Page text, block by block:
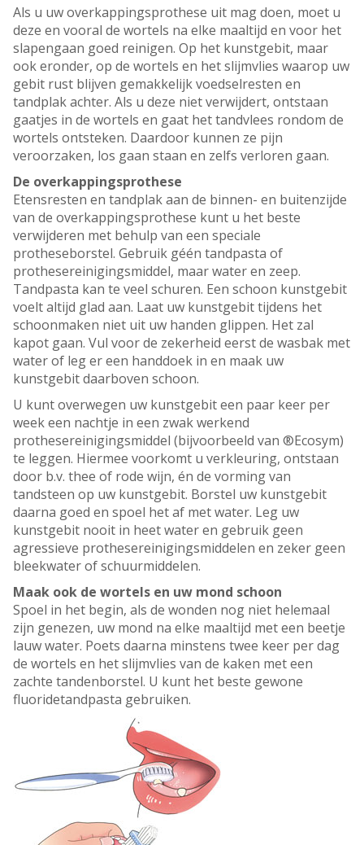
Als u uw overkappingsprothese uit mag doen, moet u
deze en vooral de wortels na elke maaltijd en voor het
slapengaan goed reinigen. Op het kunstgebit, maar
ook eronder, op de wortels en het slijmvlies waarop uw
gebit rust blijven gemakkelijk voedselresten en
tandplak achter. Als u deze niet verwijdert, ontstaan
gaatjes in de wortels en gaat het tandvlees rondom de
wortels ontsteken. Daardoor kunnen ze pijn
veroorzaken, los gaan staan en zelfs verloren gaan.
De overkappingsprothese
Etensresten en tandplak aan de binnen- en buitenzijde
van de overkappingsprothese kunt u het beste
verwijderen met behulp van een speciale
protheseborstel. Gebruik géén tandpasta of
prothesereinigingsmiddel, maar water en zeep.
Tandpasta kan te veel schuren. Een schoon kunstgebit
voelt altijd glad aan. Laat uw kunstgebit tijdens het
schoonmaken niet uit uw handen glippen. Het zal
kapot gaan. Vul voor de zekerheid eerst de wasbak met
water of leg er een handdoek in en maak uw
kunstgebit daarboven schoon.
U kunt overwegen uw kunstgebit een paar keer per
week een nachtje in een zwak werkend
prothesereinigingsmiddel (bijvoorbeeld van ®Ecosym)
te leggen. Hiermee voorkomt u verkleuring, ontstaan
door b.v. thee of rode wijn, én de vorming van
tandsteen op uw kunstgebit. Borstel uw kunstgebit
daarna goed en spoel het af met water. Leg uw
kunstgebit nooit in heet water en gebruik geen
agressieve prothesereinigingsmiddelen en zeker geen
bleekwater of schuurmiddelen.
Maak ook de wortels en uw mond schoon
Spoel in het begin, als de wonden nog niet helemaal
zijn genezen, uw mond na elke maaltijd met een beetje
lauw water. Poets daarna minstens twee keer per dag
de wortels en het slijmvlies van de kaken met een
zachte tandenborstel. U kunt het beste gewone
fluoridetandpasta gebruiken.